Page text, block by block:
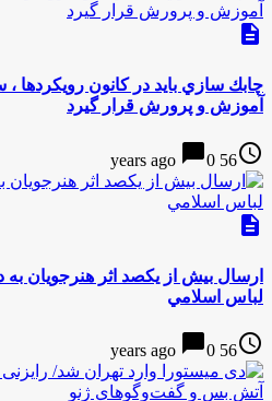
description
چابك سازي بايد در كانون رويكردها
آموزش و پرورش قرار گيرد
access_time
56 years ago
chat_bubble0
description
ارسال بيش از يكصد اثر هنرجويان
لباس اسلامي
access_time
56 years ago
chat_bubble0